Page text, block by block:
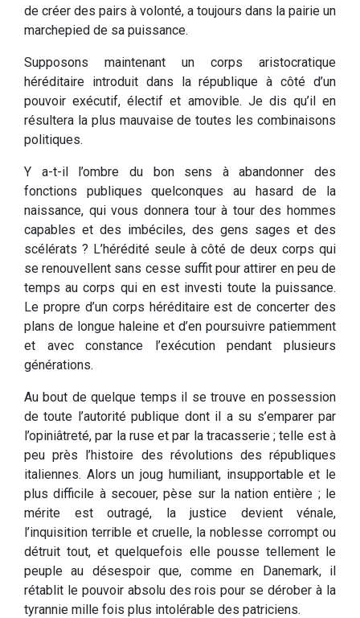
de créer des pairs à volonté, a toujours dans la pairie un
marchepied de sa puissance.
Supposons maintenant un corps aristocratique
héréditaire introduit dans la république à côté d’un
pouvoir exécutif, électif et amovible. Je dis qu’il en
résultera la plus mauvaise de toutes les combinaisons
politiques.
Y a-t-il l’ombre du bon sens à abandonner des
fonctions publiques quelconques au hasard de la
naissance, qui vous donnera tour à tour des hommes
capables et des imbéciles, des gens sages et des
scélérats ? L’hérédité seule à côté de deux corps qui
se renouvellent sans cesse suffit pour attirer en peu de
temps au corps qui en est investi toute la puissance.
Le propre d’un corps héréditaire est de concerter des
plans de longue haleine et d’en poursuivre patiemment
et avec constance l’exécution pendant plusieurs
générations.
Au bout de quelque temps il se trouve en possession
de toute l’autorité publique dont il a su s’emparer par
l’opiniâtreté, par la ruse et par la tracasserie ; telle est à
peu près l’histoire des révolutions des républiques
italiennes. Alors un joug humiliant, insupportable et le
plus difficile à secouer, pèse sur la nation entière ; le
mérite est outragé, la justice devient vénale,
l’inquisition terrible et cruelle, la noblesse corrompt ou
détruit tout, et quelquefois elle pousse tellement le
peuple au désespoir que, comme en Danemark, il
rétablit le pouvoir absolu des rois pour se dérober à la
tyrannie mille fois plus intolérable des patriciens.